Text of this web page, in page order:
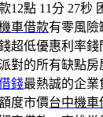
12點 11分 27秒
車借款有零風險
超低優惠利率錢
對的所有缺點
錢最熱誠的企
度市價台中機車